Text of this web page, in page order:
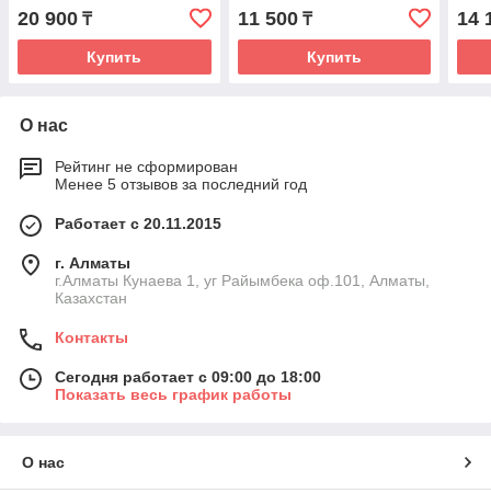
20 900 ₸
Купить
11 500₸
Купить
14
О нас
Рейтинг не сформирован
Менее 5 отзывов за последний год
Работает с 20.11.2015
г. Алматы
г.Алматы Кунаева 1, уг Райымбека оф.101, Алматы,
Казахстан
Контакты
Сегодня работает с 09:00 до 18:00
Показать весь график работы
О нас